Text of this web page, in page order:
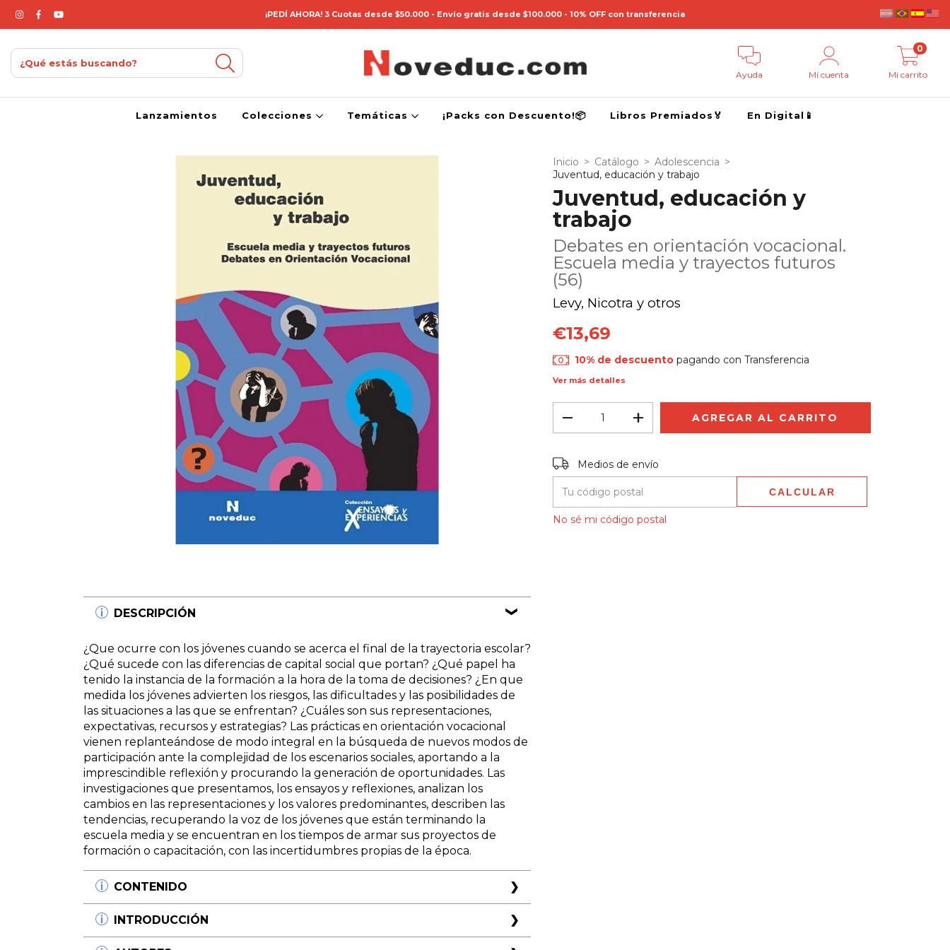
¡PEDÍ AHORA! 3 Cuotas desde $50.000 - Envío gratis desde $100.000 - 10% OFF con transferencia
Ayuda Mi cuenta Mi carrito
0
Lanzamientos Colecciones Temáticas ¡Packs con Descuento!📦 Libros Premiados🏅 En Digital📱
DESCRIPCIÓN
¿Que ocurre con los jóvenes cuando se acerca el final de la trayectoria escolar?
¿Qué sucede con las diferencias de capital social que portan? ¿Qué papel ha
tenido la instancia de la formación a la hora de la toma de decisiones? ¿En que
medida los jóvenes advierten los riesgos, las dificultades y las posibilidades de
las situaciones a las que se enfrentan? ¿Cuáles son sus representaciones,
expectativas, recursos y estrategias? Las prácticas en orientación vocacional
vienen replanteándose de modo integral en la búsqueda de nuevos modos de
participación ante la complejidad de los escenarios sociales, aportando a la
imprescindible reflexión y procurando la generación de oportunidades. Las
investigaciones que presentamos, los ensayos y reflexiones, analizan los
cambios en las representaciones y los valores predominantes, describen las
tendencias, recuperando la voz de los jóvenes que están terminando la
escuela media y se encuentran en los tiempos de armar sus proyectos de
formación o capacitación, con las incertidumbres propias de la época.
CONTENIDO
Las elecciones de los jóvenes al finalizar sus estudios
Sergio Rascovan
¿Formar para el trabajo o contener el conflicto social?
INTRODUCCIÓN
Los jóvenes, ese pueblo de reciente aparición, según lo definieron alguna vez,
Inicio > Catálogo > Adolescencia >
Juventud, educación y trabajo
Juventud, educación y
trabajo
Debates en orientación vocacional.
Escuela media y trayectos futuros
(56)
Levy, Nicotra y otros
€13,69
10% de descuento pagando con Transferencia
Ver más detalles
Entregas para el CP:
Medios de envío
CALCULAR
No sé mi código postal